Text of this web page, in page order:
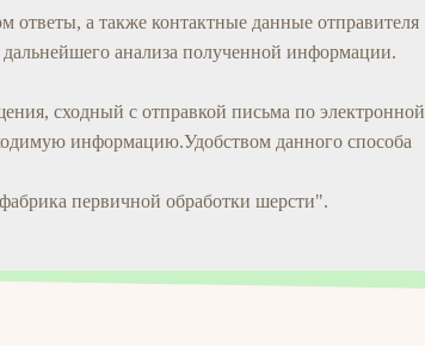
ответы, а также контактные данные отправителя
дальнейшего анализа полученной информации.
сходный с отправкой письма по электронной
информацию.Удобством данного способа
первичной обработки шерсти".